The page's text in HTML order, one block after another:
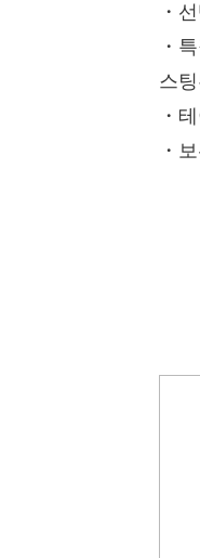
・
・
스
・
・